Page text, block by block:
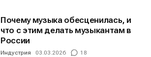
Почему музыка обесценилась, и
что с этим делать музыкантам в
России
Индустрия 03.03.2026 18